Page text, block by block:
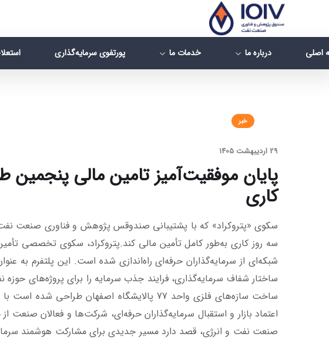
اصلی درباره ما خدمات ما پورتفوی سرمایه‌گذاری
خبر
29 اردیبهشت 1405
پایان موفقیت‌آمیز تامین مالی
کاری
سکوی «پتروکراد» که با پشتیبانی صندوقس پژوهش و فناوری صنعت
سه روز کاری به‌طور کامل تأمین مالی کند.پتروکراد، سکوی تخصصی
شبکه‌ای از سرمایه‌گذاران حرفه‌ای راه‌اندازی شده است. این پلتفرم
ساختار شفاف سرمایه‌گذاری، فرایند جذب سرمایه را برای پروژه‌های
اعتماد بازار و استقبال سرمایه‌گذاران حرفه‌ای، شرکت‌ها و فعالان
صنعت نفت و انرژی، قصد دارد مسیر جدیدی برای مشارکت هوشمند